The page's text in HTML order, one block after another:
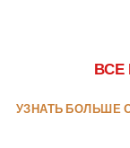
УЗНАТЬ БОЛЬШЕ